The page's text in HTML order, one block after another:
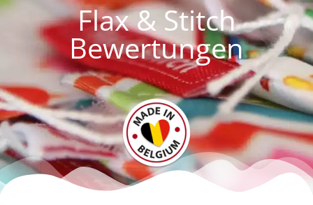
Flax & Stitch
Bewertungen